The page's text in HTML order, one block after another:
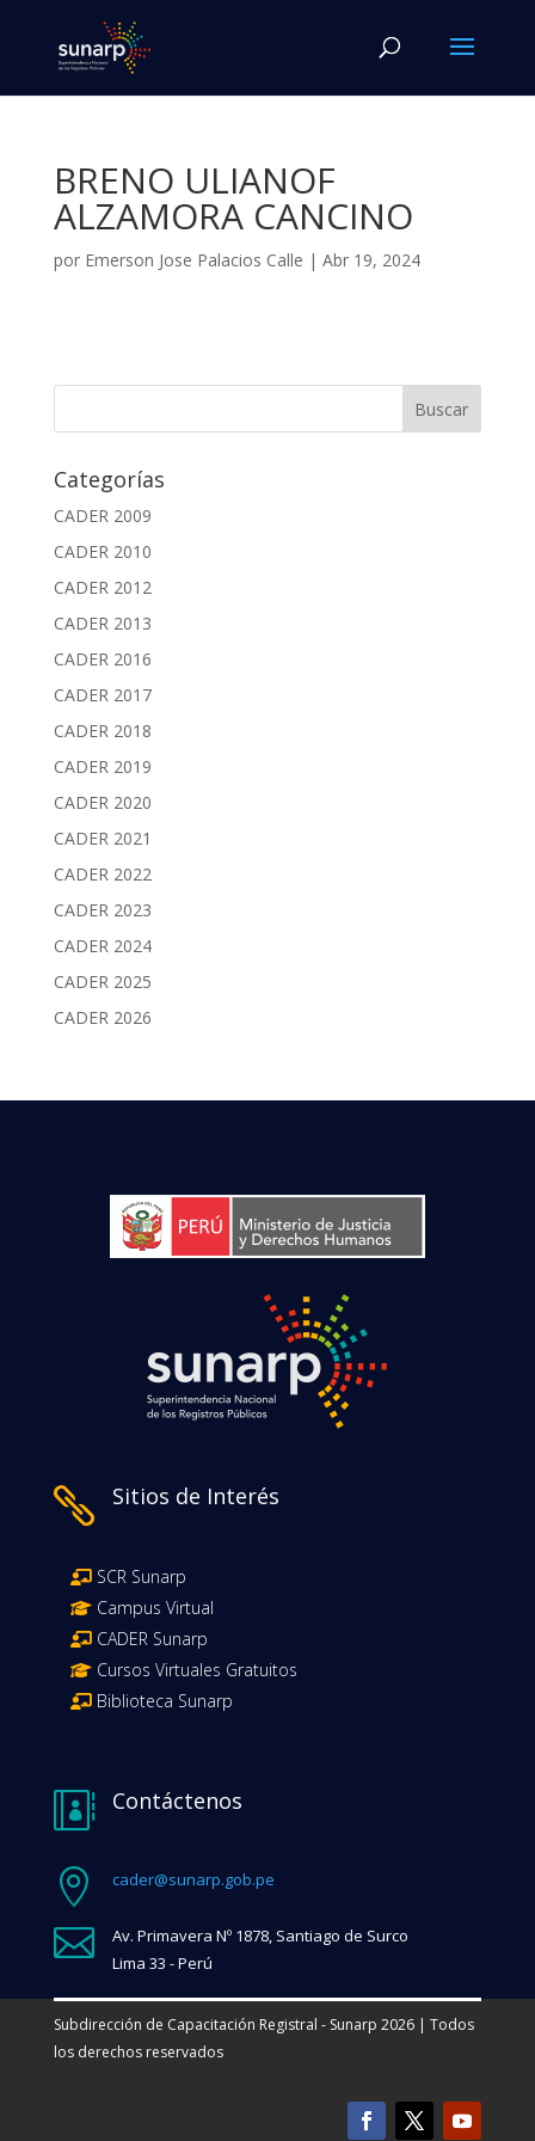
BRENO ULIANOF
ALZAMORA CANCINO
por Emerson Jose Palacios Calle | Abr 19, 2024
Categorías
CADER 2009
CADER 2010
CADER 2012
CADER 2013
CADER 2016
CADER 2017
CADER 2018
CADER 2019
CADER 2020
CADER 2021
CADER 2022
CADER 2023
CADER 2024
CADER 2025
CADER 2026
 Sitios de Interés
SCR Sunarp
Campus Virtual
CADER Sunarp
Cursos Virtuales Gratuitos
Biblioteca Sunarp
 Contáctenos
 cader@sunarp.gob.pe

Av. Primavera Nº 1878, Santiago de Surco
Lima 33 - Perú
Subdirección de Capacitación Registral - Sunarp 2026 | Todos
los derechos reservados